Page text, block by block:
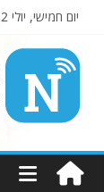
יום חמישי, יולי 2, 2026
מודיעין
מהמקורות